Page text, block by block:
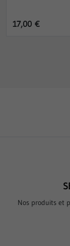
17,00 €
Nos produits et